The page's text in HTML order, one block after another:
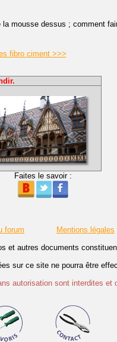
mousse dessus ; comment
fibro ciment >>>
Faites le savoir :
forum
Mentions légales
et autres documents
sur ce site ne pourra être
autorisation sont interdites et